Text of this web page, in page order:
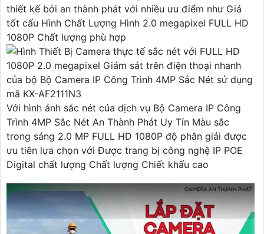
thiết kế bởi an thành phát với nhiều ưu điểm như Giá
tốt cấu Hình Chất Lượng Hình 2.0 megapixel FULL HD
1080P Chất lượng phù hợp
Với hình ảnh sắc nét của dịch vụ Bộ Camera IP Công
Trình 4MP Sắc Nét An Thành Phát Uy Tín Màu sắc
trong sáng 2.0 MP FULL HD 1080P độ phân giải được
ưu tiên lựa chọn với Được trang bị công nghệ IP POE
Digital chất lượng Chất lượng Chiết khấu cao